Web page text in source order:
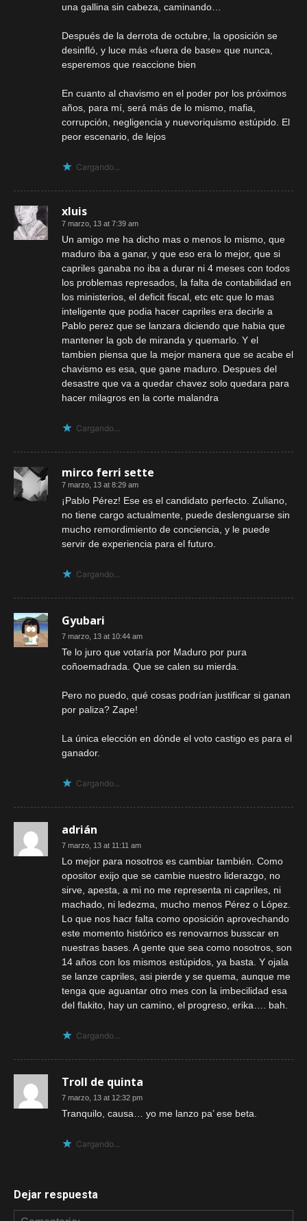
una gallina sin cabeza, caminando…
Después de la derrota de octubre, la oposición se
desinfló, y luce más «fuera de base» que nunca,
esperemos que reaccione bien
En cuanto al chavismo en el poder por los próximos
años, para mí, será más de lo mismo, mafia,
corrupción, negligencia y nuevoriquismo estúpido. El
peor escenario, de lejos
Cargando...
xluis
7 marzo, 13 at 7:39 am
Un amigo me ha dicho mas o menos lo mismo, que
maduro iba a ganar, y que eso era lo mejor, que si
capriles ganaba no iba a durar ni 4 meses con todos
los problemas represados, la falta de contabilidad en
los ministerios, el deficit fiscal, etc etc que lo mas
inteligente que podia hacer capriles era decirle a
Pablo perez que se lanzara diciendo que habia que
mantener la gob de miranda y quemarlo. Y el
tambien piensa que la mejor manera que se acabe el
chavismo es esa, que gane maduro. Despues del
desastre que va a quedar chavez solo quedara para
hacer milagros en la corte malandra
Cargando...
mirco ferri sette
7 marzo, 13 at 8:29 am
¡Pablo Pérez! Ese es el candidato perfecto. Zuliano,
no tiene cargo actualmente, puede deslenguarse sin
mucho remordimiento de conciencia, y le puede
servir de experiencia para el futuro.
Cargando...
Gyubari
7 marzo, 13 at 10:44 am
Te lo juro que votaría por Maduro por pura
coñoemadrada. Que se calen su mierda.
Pero no puedo, qué cosas podrían justificar si ganan
por paliza? Zape!
La única elección en dónde el voto castigo es para el
ganador.
Cargando...
adrián
7 marzo, 13 at 11:11 am
Lo mejor para nosotros es cambiar también. Como
opositor exijo que se cambie nuestro liderazgo, no
sirve, apesta, a mi no me representa ni capriles, ni
machado, ni ledezma, mucho menos Pérez o López.
Lo que nos hacr falta como oposición aprovechando
este momento histórico es renovarnos busscar en
nuestras bases. A gente que sea como nosotros, son
14 años con los mismos estúpidos, ya basta. Y ojala
se lanze capriles, asi pierde y se quema, aunque me
tenga que aguantar otro mes con la imbecilidad esa
del flakito, hay un camino, el progreso, erika…. bah.
Cargando...
Troll de quinta
7 marzo, 13 at 12:32 pm
Tranquilo, causa… yo me lanzo pa’ ese beta.
Cargando...
Dejar respuesta